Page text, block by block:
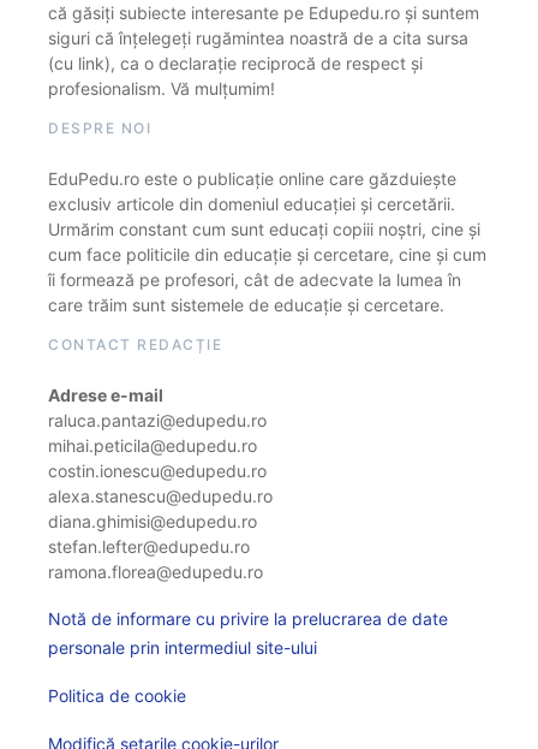
că găsiți subiecte interesante pe Edupedu.ro și suntem
siguri că înțelegeți rugămintea noastră de a cita sursa
(cu link), ca o declarație reciprocă de respect și
profesionalism. Vă mulțumim!
DESPRE NOI
EduPedu.ro este o publicație online care găzduiește
exclusiv articole din domeniul educației și cercetării.
Urmărim constant cum sunt educați copiii noștri, cine și
cum face politicile din educație și cercetare, cine și cum
îi formează pe profesori, cât de adecvate la lumea în
care trăim sunt sistemele de educație și cercetare.
CONTACT REDACȚIE
Adrese e-mail
raluca.pantazi@edupedu.ro
mihai.peticila@edupedu.ro
costin.ionescu@edupedu.ro
alexa.stanescu@edupedu.ro
diana.ghimisi@edupedu.ro
stefan.lefter@edupedu.ro
ramona.florea@edupedu.ro
Notă de informare cu privire la prelucrarea de date
personale prin intermediul site-ului
Politica de cookie
Modifică setarile cookie-urilor